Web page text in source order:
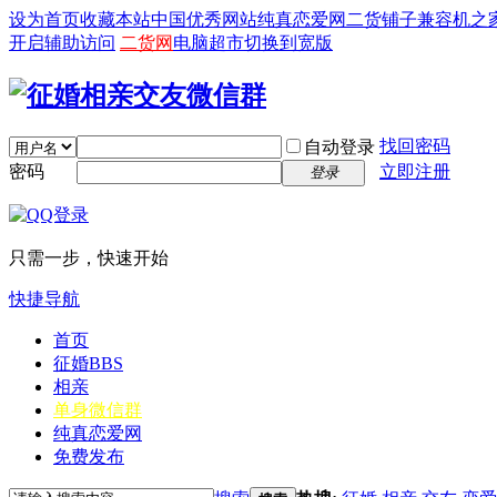
设为首页收藏本站中国优秀网站纯真恋爱网 二货铺子兼容机之
开启辅助访问 二货网 电脑超市切换到宽版
自动登录 找回密码
密码
登录 立即注册
只需一步，快速开始
快捷导航
首页
征婚BBS
相亲
单身微信群
纯真恋爱网
免费发布